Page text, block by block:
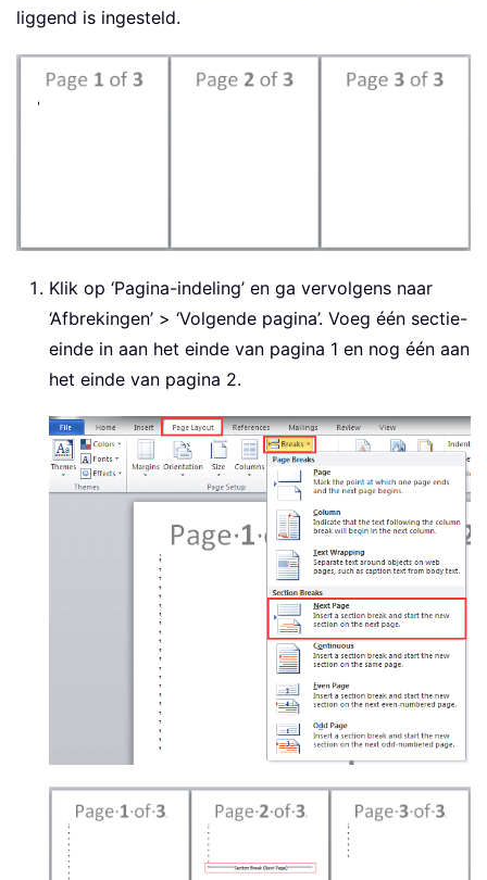
liggend is ingesteld.
Klik op ‘Pagina-indeling’ en ga vervolgens naar
‘Afbrekingen’ > ‘Volgende pagina’. Voeg één sectie-
einde in aan het einde van pagina 1 en nog één aan
het einde van pagina 2.